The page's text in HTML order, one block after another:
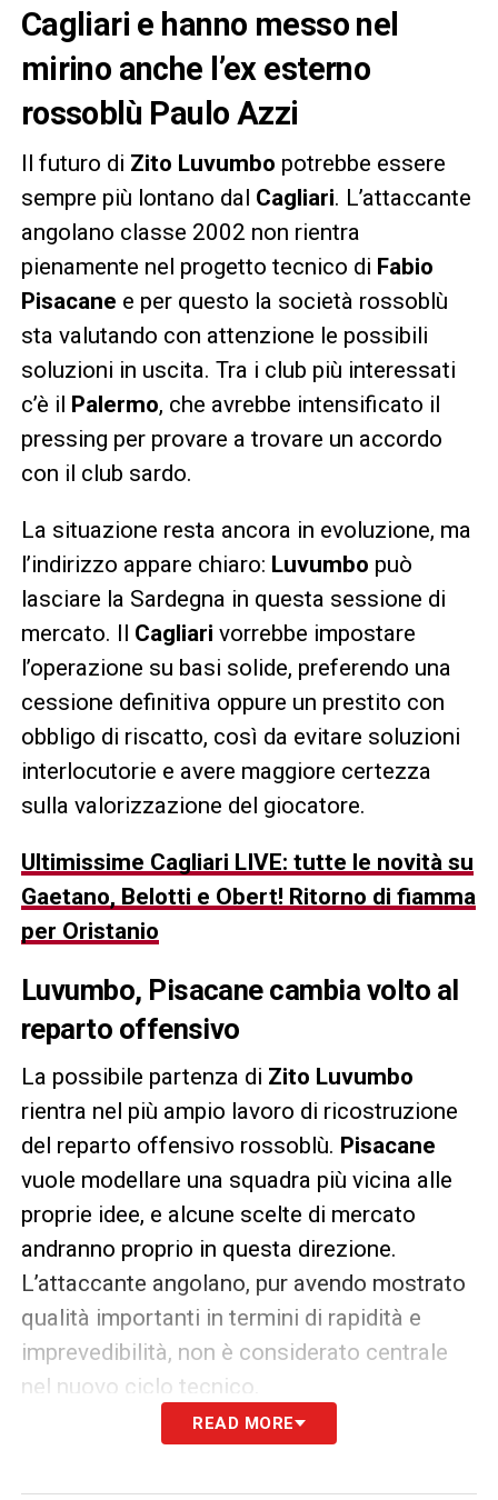
Cagliari e hanno messo nel
mirino anche l’ex esterno
rossoblù Paulo Azzi
Il futuro di Zito Luvumbo potrebbe essere
sempre più lontano dal Cagliari. L’attaccante
angolano classe 2002 non rientra
pienamente nel progetto tecnico di Fabio
Pisacane e per questo la società rossoblù
sta valutando con attenzione le possibili
soluzioni in uscita. Tra i club più interessati
c’è il Palermo, che avrebbe intensificato il
pressing per provare a trovare un accordo
con il club sardo.
La situazione resta ancora in evoluzione, ma
l’indirizzo appare chiaro: Luvumbo può
lasciare la Sardegna in questa sessione di
mercato. Il Cagliari vorrebbe impostare
l’operazione su basi solide, preferendo una
cessione definitiva oppure un prestito con
obbligo di riscatto, così da evitare soluzioni
interlocutorie e avere maggiore certezza
sulla valorizzazione del giocatore.
Ultimissime Cagliari LIVE: tutte le novità su
Gaetano, Belotti e Obert! Ritorno di fiamma
per Oristanio
Luvumbo, Pisacane cambia volto al
reparto offensivo
La possibile partenza di Zito Luvumbo
rientra nel più ampio lavoro di ricostruzione
del reparto offensivo rossoblù. Pisacane
vuole modellare una squadra più vicina alle
proprie idee, e alcune scelte di mercato
andranno proprio in questa direzione.
L’attaccante angolano, pur avendo mostrato
qualità importanti in termini di rapidità e
imprevedibilità, non è considerato centrale
nel nuovo ciclo tecnico.
Palermo, invece, il suo arrivo
READ MORE